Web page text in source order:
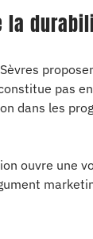
la
pas
dans les
ouvre une